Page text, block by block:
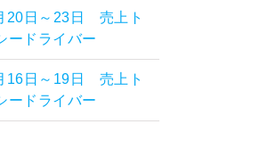
20日～23日 売上ト
ードライバー
16日～19日 売上ト
ードライバー